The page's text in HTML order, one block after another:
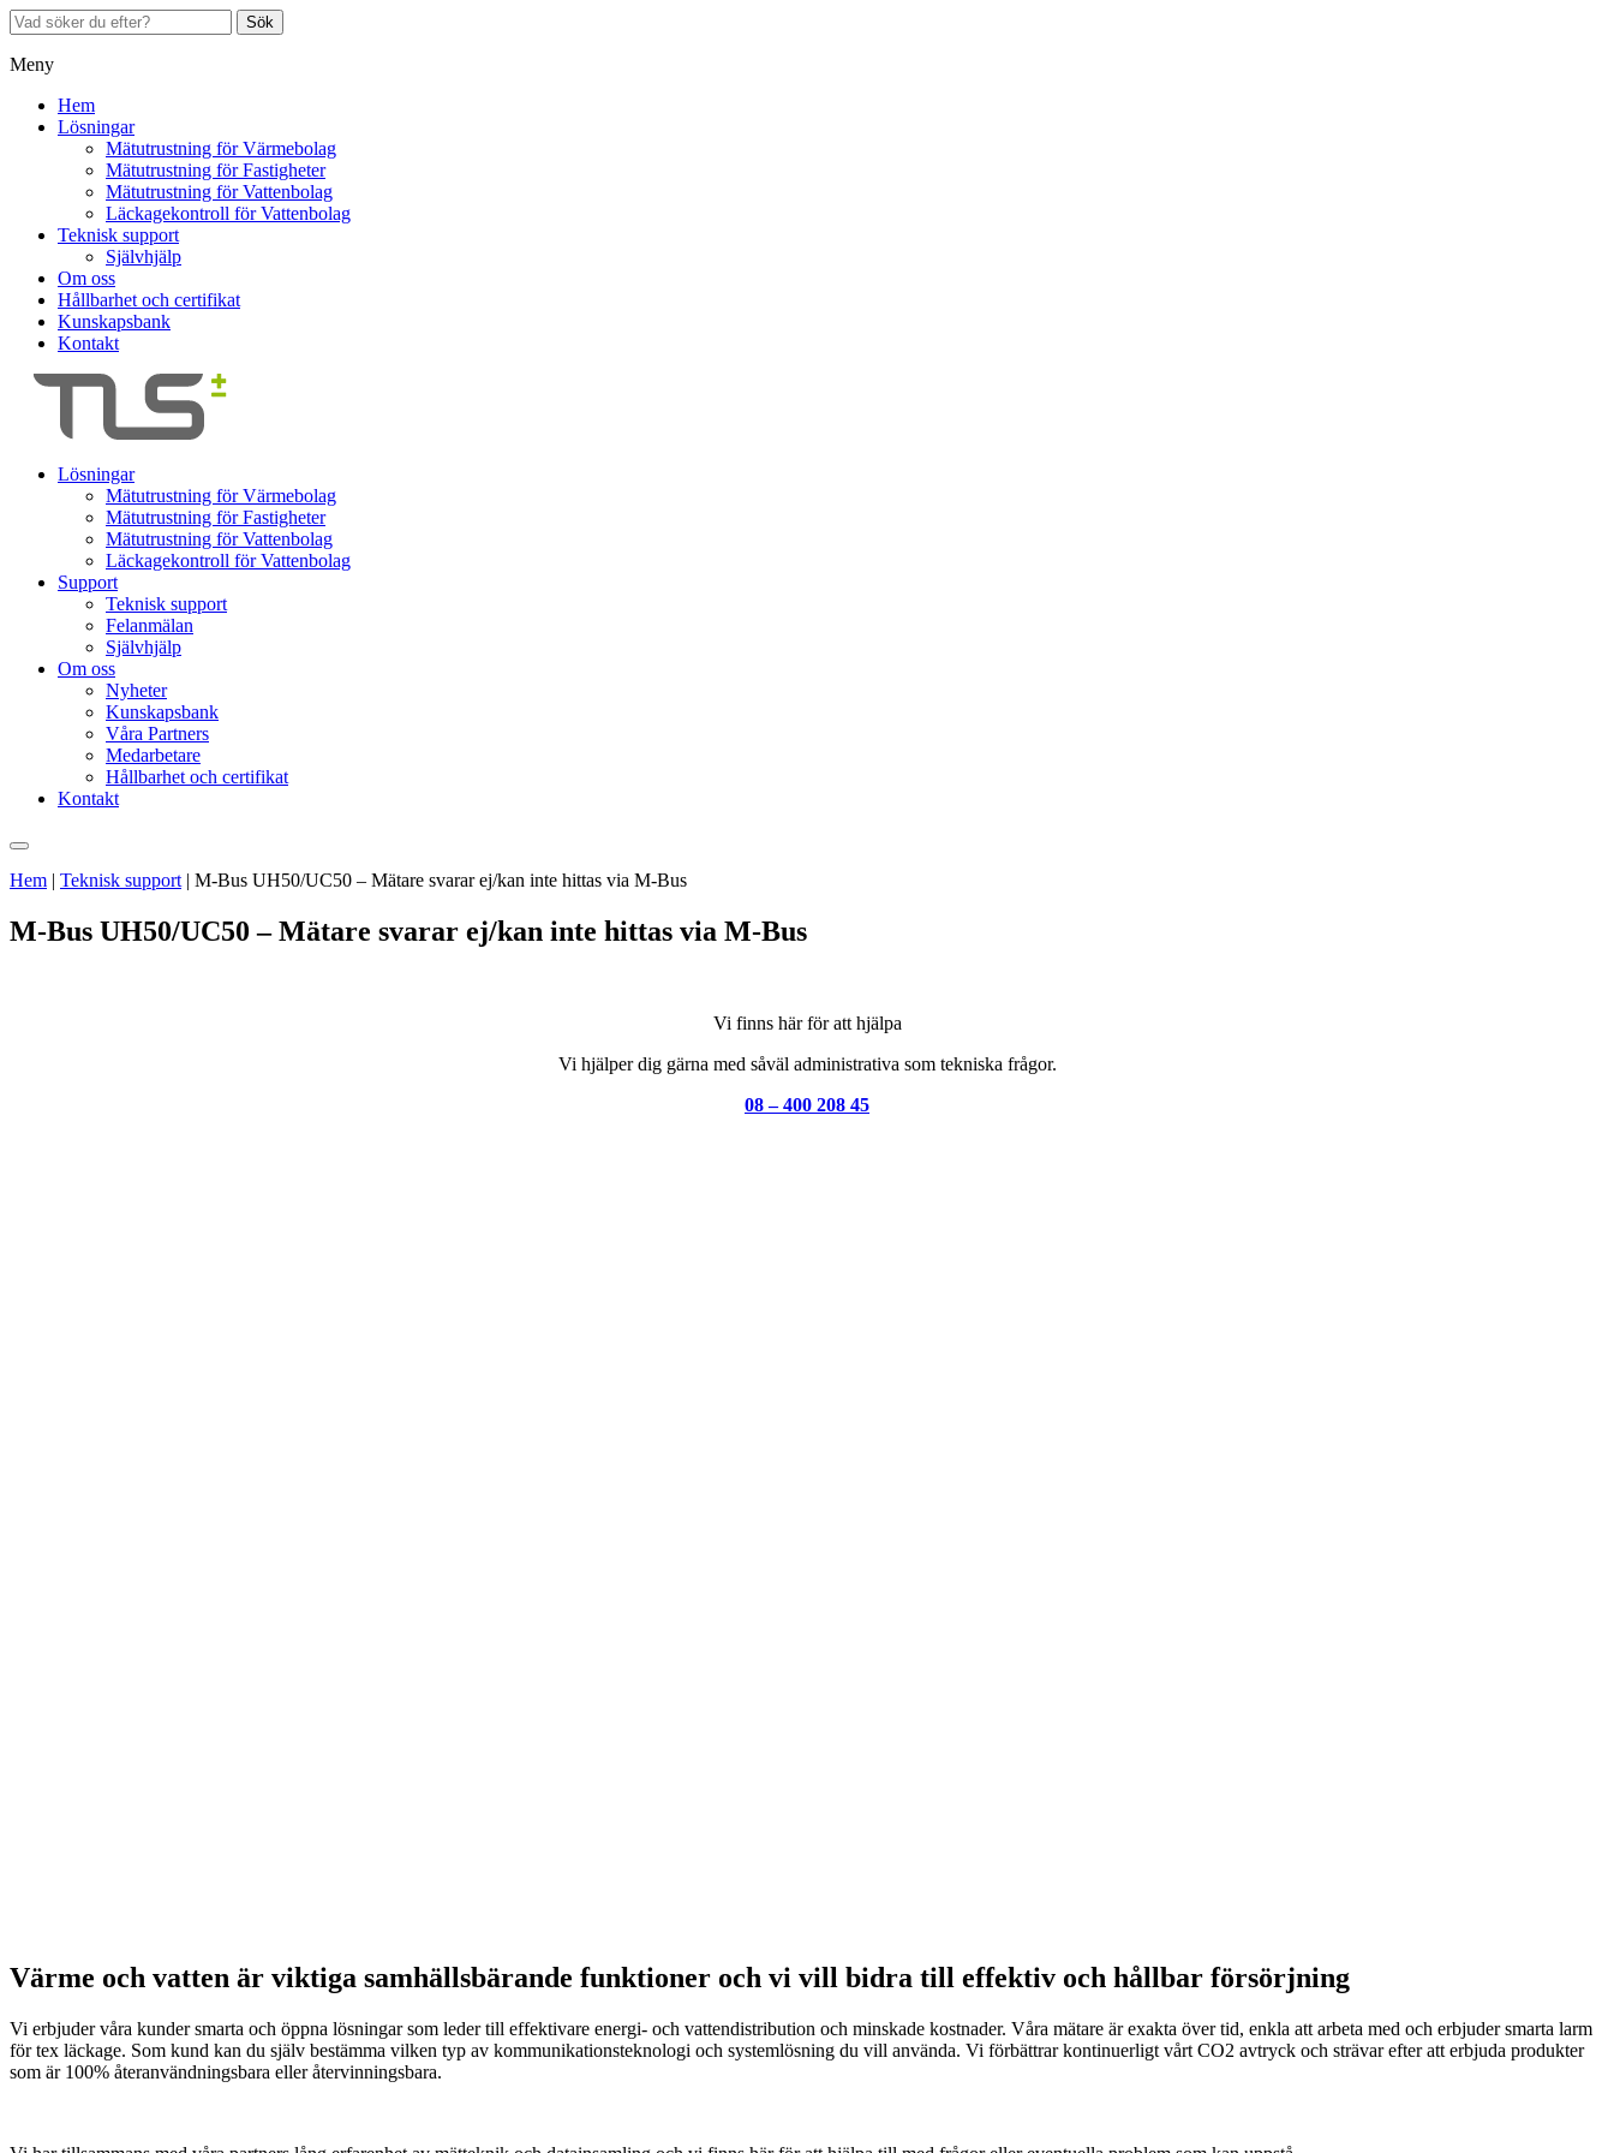
Sök
Meny
Hem
Lösningar
Mätutrustning för Värmebolag
Mätutrustning för Fastigheter
Mätutrustning för Vattenbolag
Läckagekontroll för Vattenbolag
Teknisk support
Självhjälp
Om oss
Hållbarhet och certifikat
Kunskapsbank
Kontakt
Lösningar
Mätutrustning för Värmebolag
Mätutrustning för Fastigheter
Mätutrustning för Vattenbolag
Läckagekontroll för Vattenbolag
Support
Teknisk support
Felanmälan
Självhjälp
Om oss
Nyheter
Kunskapsbank
Våra Partners
Medarbetare
Hållbarhet och certifikat
Kontakt
Hem | Teknisk support | M-Bus UH50/UC50 – Mätare svarar ej/kan inte hittas via M-Bus
M-Bus UH50/UC50 – Mätare svarar ej/kan inte hittas via M-Bus
Vi finns här för att hjälpa
Vi hjälper dig gärna med såväl administrativa som tekniska frågor.
08 – 400 208 45
Värme och vatten är viktiga samhällsbärande funktioner och vi vill bidra till effektiv och hållbar försörjning
Vi erbjuder våra kunder smarta och öppna lösningar som leder till effektivare energi- och vattendistribution och minskade kostnader. Våra mätare är exakta över tid, enkla att arbeta med och erbjuder smarta larm
för tex läckage. Som kund kan du själv bestämma vilken typ av kommunikationsteknologi och systemlösning du vill använda. Vi förbättrar kontinuerligt vårt CO2 avtryck och strävar efter att erbjuda produkter
som är 100% återanvändningsbara eller återvinningsbara.